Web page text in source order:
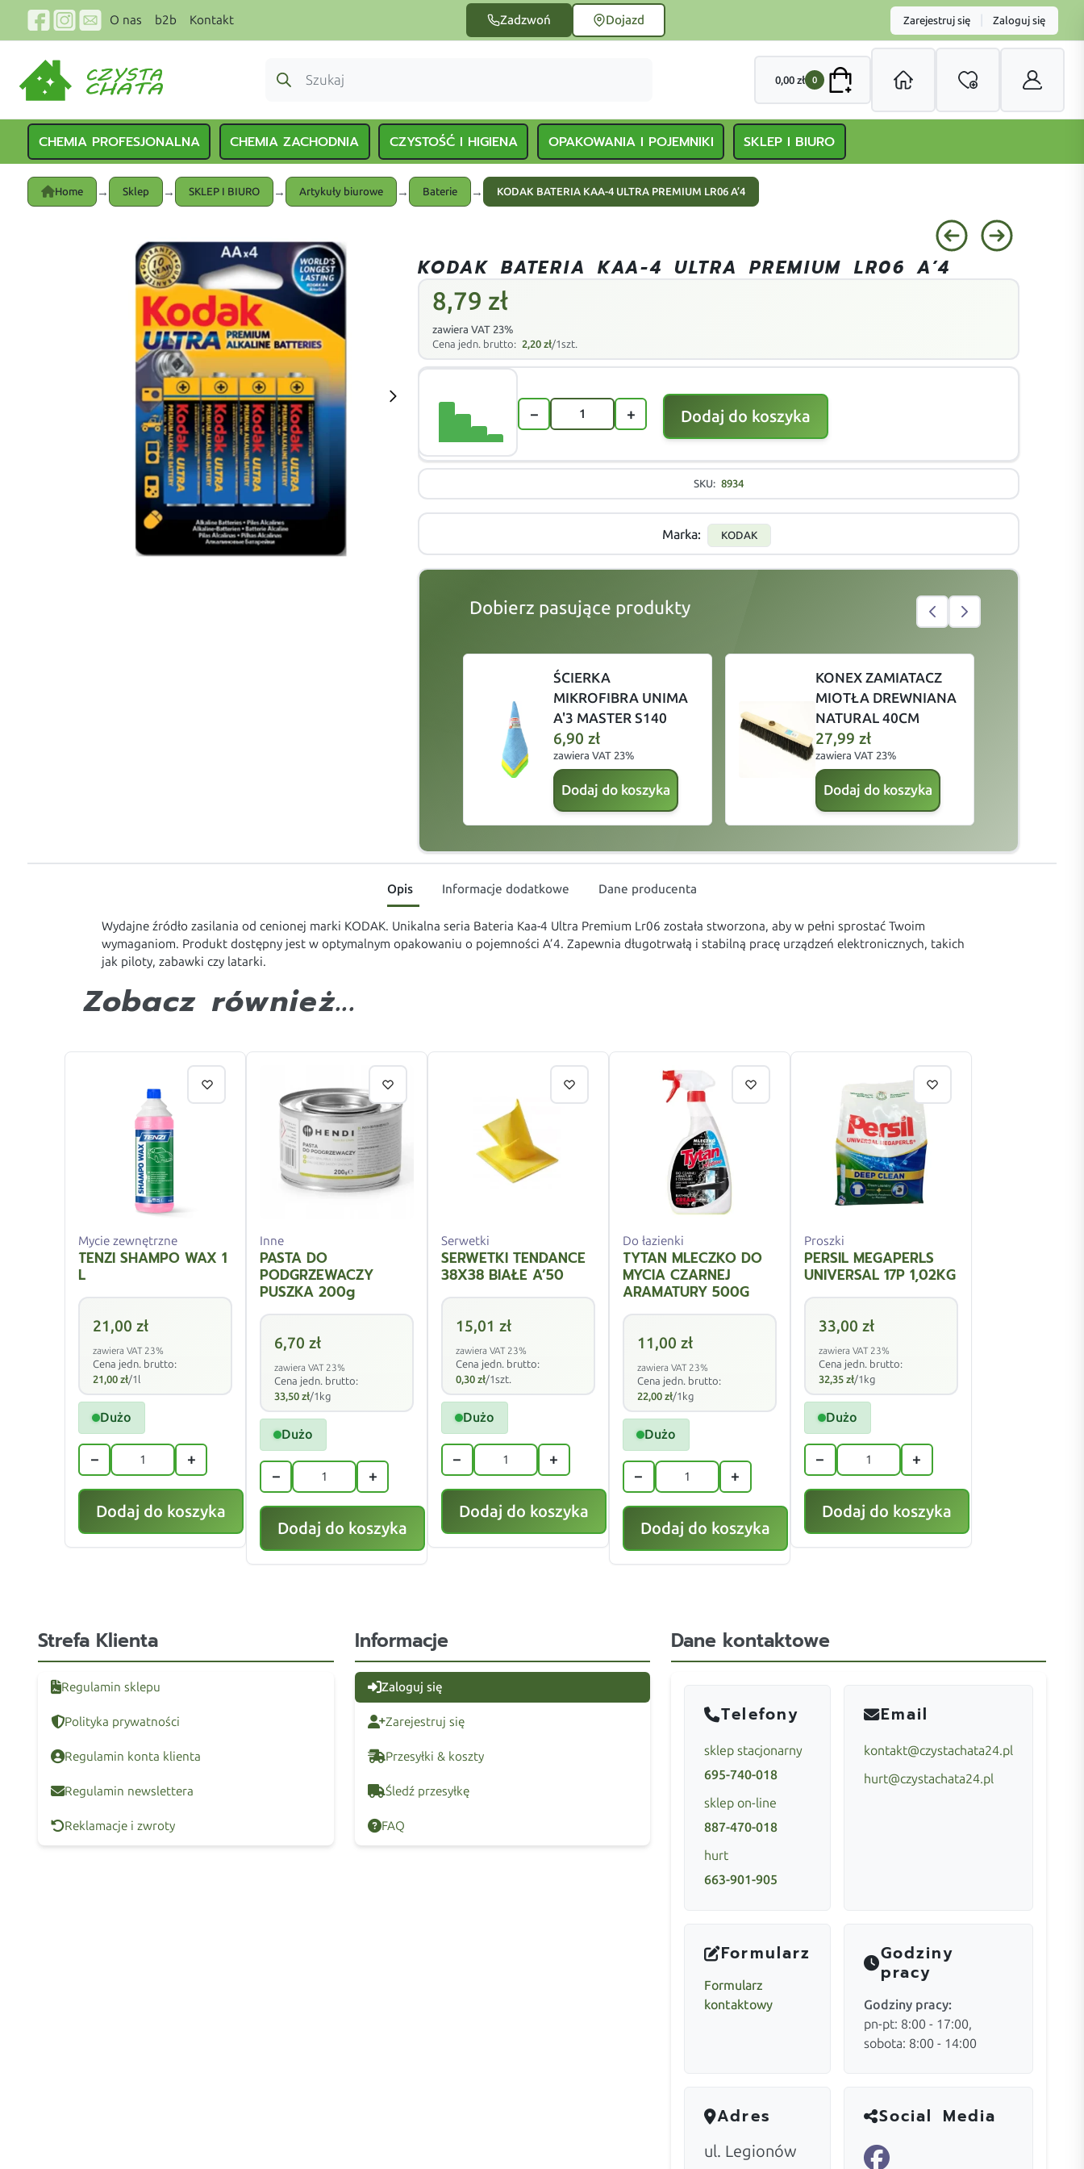
O nas b2b Kontakt Zadzwoń Dojazd Zarejestruj się Zaloguj się
0,00 zł 0
CHEMIA PROFESJONALNA CHEMIA ZACHODNIA CZYSTOŚĆ I HIGIENA OPAKOWANIA I POJEMNIKI SKLEP I BIURO
Home → Sklep → SKLEP I BIURO → Artykuły biurowe → Baterie → KODAK BATERIA KAA-4 ULTRA PREMIUM LR06 A’4
KODAK BATERIA KAA-4 ULTRA PREMIUM LR06 A’4
8,79 zł
zawiera VAT 23%
Cena jedn. brutto: 2,20zł/1szt.
− + Dodaj do koszyka
SKU: 8934
Marka: KODAK
Dobierz pasujące produkty
slide
ŚCIERKA
MIKROFIBRA UNIMA
A'3 MASTER S140
6,90zł
zawiera VAT 23%
Dodaj do koszyka
KONEX ZAMIATACZ
MIOTŁA DREWNIANA
NATURAL 40CM
27,99 zł
zawiera VAT 23%
Dodaj do koszyka
Opis Informacje dodatkowe Dane producenta
Wydajne źródło zasilania od cenionej marki KODAK. Unikalna seria Bateria Kaa-4 Ultra Premium Lr06 została stworzona, aby w pełni sprostać Twoim
wymaganiom. Produkt dostępny jest w optymalnym opakowaniu o pojemności A’4. Zapewnia długotrwałą i stabilną pracę urządzeń elektronicznych, takich
jak piloty, zabawki czy latarki.
Zobacz również...
Mycie zewnętrzne
TENZI SHAMPO WAX 1
L
21,00zł
zawiera VAT 23%
Cena jedn. brutto:
21,00zł/1l
Dużo
− +
Dodaj do koszyka
Inne
PASTA DO
PODGRZEWACZY
PUSZKA 200g
6,70zł
zawiera VAT 23%
Cena jedn. brutto:
33,50zł/1kg
Dużo
− +
Dodaj do koszyka
Serwetki
SERWETKI TENDANCE
38X38 BIAŁE A’50
15,01 zł
zawiera VAT 23%
Cena jedn. brutto:
0,30 zł/1szt.
Dużo
− +
Dodaj do koszyka
Do łazienki
TYTAN MLECZKO DO
MYCIA CZARNEJ
ARAMATURY 500G
11,00 zł
zawiera VAT 23%
Cena jedn. brutto:
22,00 zł/1kg
Dużo
− +
Dodaj do koszyka
Proszki
PERSIL MEGAPERLS
UNIVERSAL 17P 1,02KG
33,00 zł
zawiera VAT 23%
Cena jedn. brutto:
32,35 zł/1kg
Dużo
− +
Dodaj do koszyka
Strefa Klienta
Regulamin sklepu
Polityka prywatności
Regulamin konta klienta
Regulamin newslettera
Reklamacje i zwroty
Informacje
Zaloguj się
Zarejestruj się
Przesyłki & koszty
Śledź przesyłkę
FAQ
Dane kontaktowe
Telefony
sklep stacjonarny
695-740-018
sklep on-line
887-470-018
hurt
663-901-905
Email
kontakt@czystachata24.pl
hurt@czystachata24.pl
Formularz
Formularz
kontaktowy
Godziny
pracy
Godziny pracy:
pn-pt: 8:00 - 17:00,
sobota: 8:00 - 14:00
Adres
ul. Legionów
Social Media